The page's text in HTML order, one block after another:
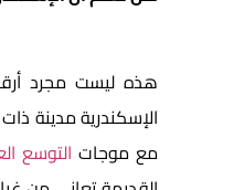
هذه ليست مجرد
الإسكندرية مدينة
مع موجات التوسع